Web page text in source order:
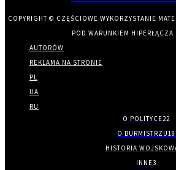
COPYRIGHT © CZĘŚCIOWE WYKORZYSTANIE
POD WARUNKIEM HIPERŁĄCZA
AUTORÓW
REKLAMA NA STRONIE
PL
UA
RU
O POLITYCE22
O BURMISTRZU18
HISTORIA
INNE3